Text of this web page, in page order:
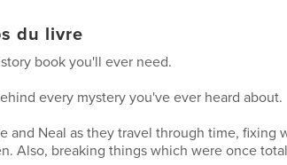
du livre
book you'll ever need.
every mystery you've ever heard about.
and Neal as they travel through time, fixing
Also, breaking things which were once